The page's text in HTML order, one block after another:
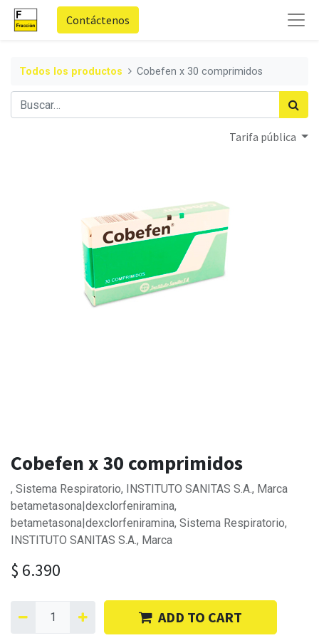
Contáctenos
Todos los productos Cobefen x 30 comprimidos
Tarifa pública
Cobefen x 30 comprimidos
, Sistema Respiratorio, INSTITUTO SANITAS S.A., Marca
betametasona|dexclorfeniramina,
betametasona|dexclorfeniramina, Sistema Respiratorio,
INSTITUTO SANITAS S.A., Marca
$ 6.390
ADD TO CART